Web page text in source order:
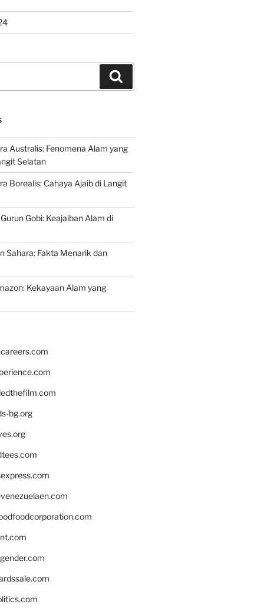
Australis: Fenomena Alam yang
Selatan
Borealis: Cahaya Ajaib di Langit
Gobi: Keajaiban Alam di
Sahara: Fakta Menarik dan
Kekayaan Alam yang
bg.org